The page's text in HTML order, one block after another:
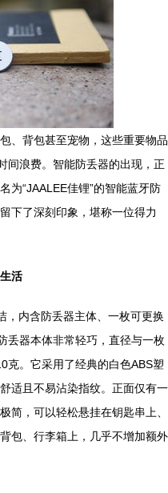
、背包甚至宠物，这些重要物品
间浪费。智能防丢器的出现，正
为“JAALEE佳锂”的智能蓝牙防
下了深刻印象，堪称一位得力
活
，内含防丢器主体、一枚可更换
丢器本体非常轻巧，直径与一枚
克。它采用了经典的白色ABS塑
适且不易沾染指纹。正面仅有一
简，可以轻松悬挂在钥匙串上、
包、行李箱上，几乎不增加额外